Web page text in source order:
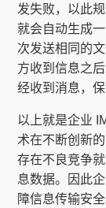
发失败，以此
就会自动生成
次发送相同的
方收到信息之
经收到消息，
以上就是企业
术在不断创新
存在不良竞争
息数据。因此
障信息传输安全